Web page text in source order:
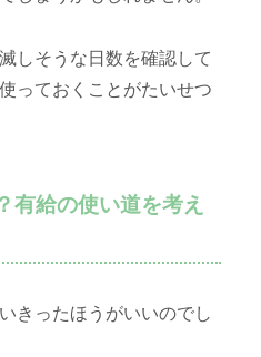
しそうな日数を確認して
っておくことがたいせつ
有給の使い道を考え
きったほうがいいのでし